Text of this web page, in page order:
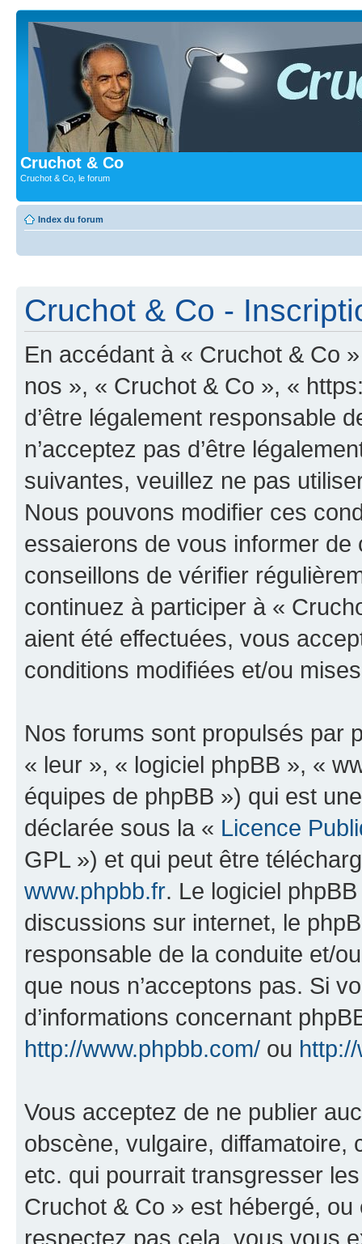
Cruchot & Co
Cruchot & Co, le forum
Index du forum
Cruchot & Co -
En accédant à « Cruchot & Co
nos », « Cruchot & Co », «
d’être légalement responsable
n’acceptez pas d’être
suivantes, veuillez ne pas
Nous pouvons modifier ces
essaierons de vous informer
conseillons de vérifier
continuez à participer à «
aient été effectuées, vous
conditions modifiées et/ou
Nos forums sont propulsés par
« leur », « logiciel phpBB », «
équipes de phpBB ») qui est
déclarée sous la « Licence
GPL ») et qui peut être
www.phpbb.fr. Le logiciel
discussions sur internet, le
responsable de la conduite et/
que nous n’acceptons pas. Si
d’informations concernant
http://www.phpbb.com/ ou
Vous acceptez de ne publier
obscène, vulgaire, diffamatoire,
etc. qui pourrait transgresser
Cruchot & Co » est hébergé,
respectez pas cela, vous vous